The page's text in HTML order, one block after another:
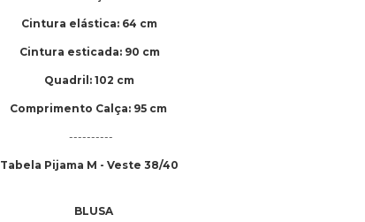
Cintura elástica: 64 cm
Cintura esticada: 90 cm
Quadril: 102 cm
Comprimento Calça: 95 cm
----------
Tabela Pijama M - Veste 38/40
BLUSA